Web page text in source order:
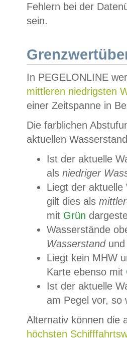
Fehlern bei der
sein.
In PEGELONLINE
mittleren niedrigsten
einer Zeitspanne in
Die farblichen
aktuellen
Ist der aktuelle
als niedriger
Liegt der
gilt dies als
mit Grün
Wasserstände
Wasserstandund
Liegt kein MHW
Karte ebenso mit
Ist der aktuelle
am Pegel vor,
Alternativ können die
höchsten